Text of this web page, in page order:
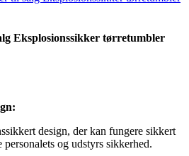
Eksplosionssikker tørretumbler
design, der kan fungere sikkert
og udstyrs sikkerhed.